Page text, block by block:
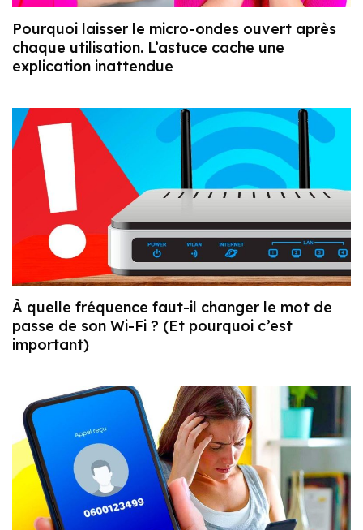
Pourquoi laisser le micro-ondes ouvert après
chaque utilisation. L’astuce cache une
explication inattendue
À quelle fréquence faut-il changer le mot de
passe de son Wi-Fi ? (Et pourquoi c’est
important)